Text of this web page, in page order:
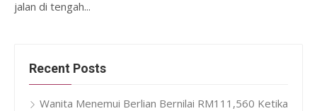
jalan di tengah...
Recent Posts
Wanita Menemui Berlian Bernilai RM111,560 Ketika